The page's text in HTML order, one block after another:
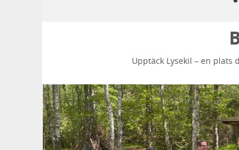
Upptäck Lysekil – en